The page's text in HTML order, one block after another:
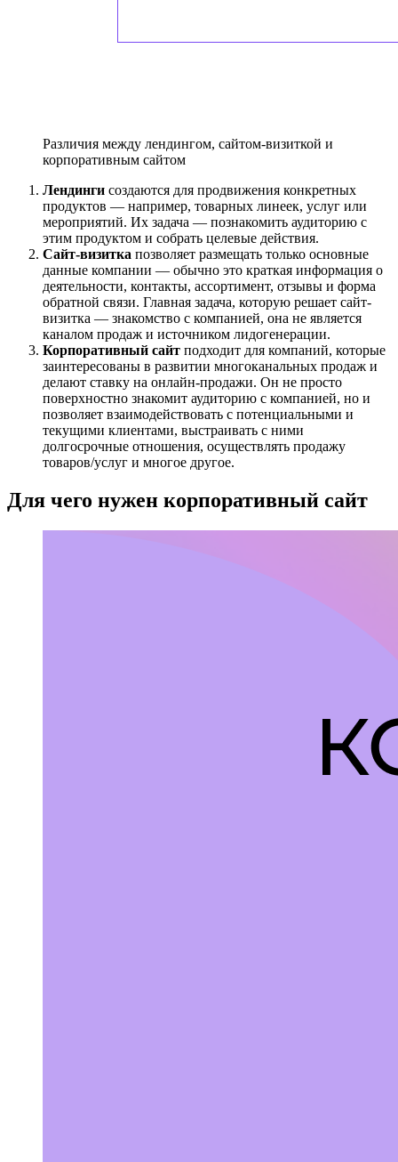
Различия между лендингом, сайтом-визиткой и
корпоративным сайтом
Лендинги создаются для продвижения конкретных
продуктов — например, товарных линеек, услуг или
мероприятий. Их задача — познакомить аудиторию с
этим продуктом и собрать целевые действия.
Сайт-визитка позволяет размещать только основные
данные компании — обычно это краткая информация о
деятельности, контакты, ассортимент, отзывы и форма
обратной связи. Главная задача, которую решает сайт-
визитка — знакомство с компанией, она не является
каналом продаж и источником лидогенерации.
Корпоративный сайт подходит для компаний, которые
заинтересованы в развитии многоканальных продаж и
делают ставку на онлайн-продажи. Он не просто
поверхностно знакомит аудиторию с компанией, но и
позволяет взаимодействовать с потенциальными и
текущими клиентами, выстраивать с ними
долгосрочные отношения, осуществлять продажу
товаров/услуг и многое другое.
Для чего нужен корпоративный сайт